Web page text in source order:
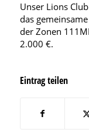
Unser Lions
das
der Zonen
2.000 €.
Eintrag teilen